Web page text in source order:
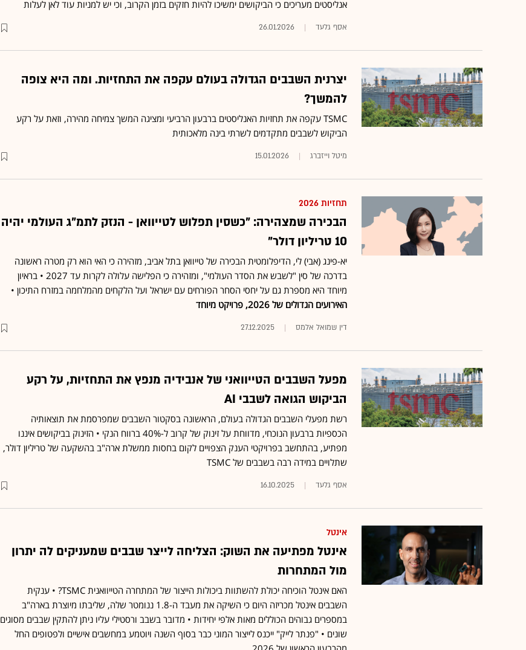
אנליסטים מעריכים כי הביקושים ימשיכו להיות חזקים בזמן הקרוב, וכי יש למניות עוד לאן לעלות
אסף גלעד 26.01.2026
יצרנית השבבים הגדולה בעולם עקפה את התחזיות. ומה היא צופה
להמשך?
TSMC עקפה את תחזיות האנליסטים ברבעון הרביעי ומציגה המשך צמיחה מהירה, וזאת על רקע
הביקוש לשבבים מתקדמים לשרתי בינה מלאכותית
מיטל וייזברג 15.01.2026
תחזיות 2026
הבכירה שמצהירה: "כשסין תפלוש לטייוואן - הנזק לתמ"ג העולמי יהיה
10 טריליון דולר"
יא-פינג (אבי) לי, הדיפלומטית הבכירה של טייוואן בתל אביב, מזהירה כי האי הוא רק מטרה ראשונה
בדרכה של סין "לשבש את הסדר העולמי", ומזהירה כי הפלישה עלולה לקרות עד 2027 • בראיון
מיוחד היא מספרת גם על יחסי הסחר הפורחים עם ישראל ועל הלקחים מהמלחמה במזרח התיכון •
האירועים הגדולים של 2026, פרויקט מיוחד
דין שמואל אלמס 27.12.2025
מפעל השבבים הטייוואני של אנבידיה מנפץ את התחזיות, על רקע
הביקוש הגואה לשבבי AI
רשת מפעלי השבבים הגדולה בעולם, הראשונה בסקטור השבבים שמפרסמת את תוצאותיה
הכספיות ברבעון הנוכחי, מדווחת על זינוק של קרוב ל-40% ברווח הנקי • הזינוק בביקושים איננו
מפתיע, בהתחשב בפרויקטי הענק הצפויים לקום בחסות ממשלת ארה"ב בהשקעה של טריליון דולר,
שתלויים במידה רבה בשבבים של TSMC
אסף גלעד 16.10.2025
אינטל
אינטל מפתיעה את השוק: הצליחה לייצר שבבים שמעניקים לה יתרון
מול המתחרות
האם אינטל הוכיחה יכולת להשתוות ביכולות הייצור של המתחרה הטייוואנית TSMC? • ענקית
השבבים אינטל מכריזה היום כי השיקה את מעבד ה-1.8 ננומטר שלה, שליבתו מיוצרת בארה"ב
במספרים גבוהים הכוללים מאות אלפי יחידות • מדובר בשבב ורסטילי עליו ניתן להתקין שבבים מסוגים
שונים • "פנתר לייק" ייכנס לייצור המוני כבר בסוף השנה ויוטמע במחשבים אישיים ולפטופים החל